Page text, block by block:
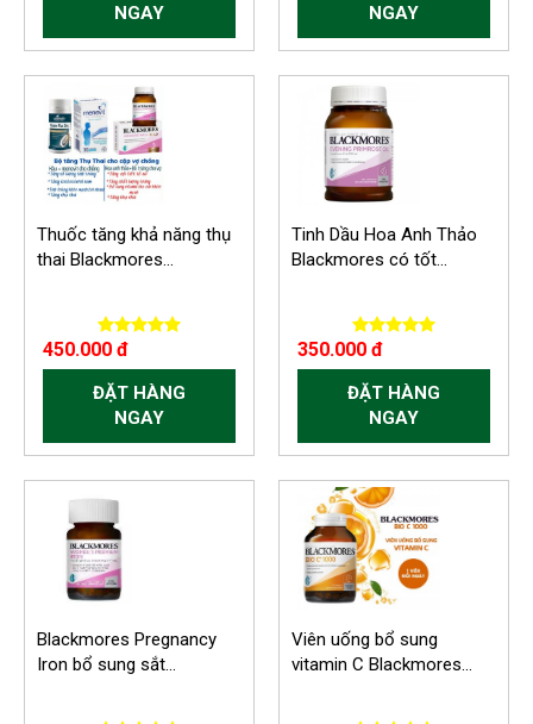
NGAY
NGAY
Thuốc tăng khả năng thụ
thai Blackmores...
450.000 đ
ĐẶT HÀNG
NGAY
Tinh Dầu Hoa Anh Thảo
Blackmores có tốt...
350.000 đ
ĐẶT HÀNG
NGAY
Blackmores Pregnancy
Iron bổ sung sắt...
Viên uống bổ sung
vitamin C Blackmores...